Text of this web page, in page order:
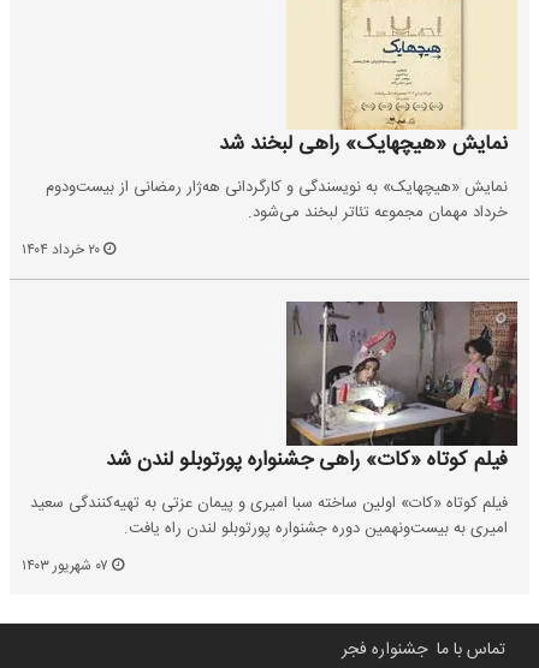
نمایش «هیچهایک» راهی لبخند شد
نمایش «هیچهایک» به نویسندگی و کارگردانی هه‌ژار رمضانی از بیست‌ودوم
خرداد مهمان مجموعه تئاتر لبخند می‌شود.
فیلم کوتاه «کات» راهی جشنواره پورتوبلو لندن شد
فیلم کوتاه «کات» اولین ساخته سبا امیری و پیمان عزتی به تهیه‌کنندگی سعید
امیری به بیست‌ونهمین دوره جشنواره پورتوبلو لندن راه یافت.
تماس با ما جشنواره فجر